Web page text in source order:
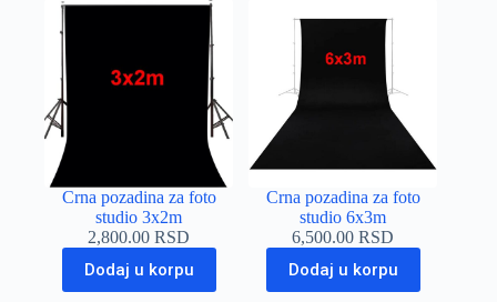
Crna pozadina za foto
studio 3x2m
2,800.00RSD
Dodaj u korpu
Crna pozadina za foto
studio 6x3m
6,500.00RSD
Dodaj u korpu